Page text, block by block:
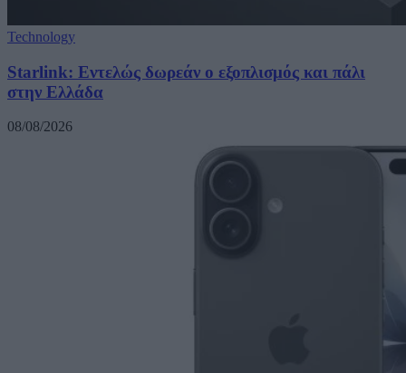
Technology
Starlink: Εντελώς δωρεάν ο εξοπλισμός και πάλι
στην Ελλάδα
08/08/2026